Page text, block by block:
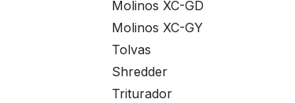
Molinos XC-GD
Molinos XC-GY
Tolvas
Shredder
Triturador